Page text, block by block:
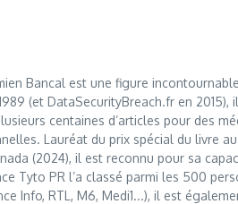
Bancal est une figure
(et DataSecurityBreach.fr en
centaines d’articles pour des
Lauréat du prix spécial du livre
(2024), il est reconnu pour sa
Tyto PR l’a classé parmi les 500
Info, RTL, M6, Medi1...), il est